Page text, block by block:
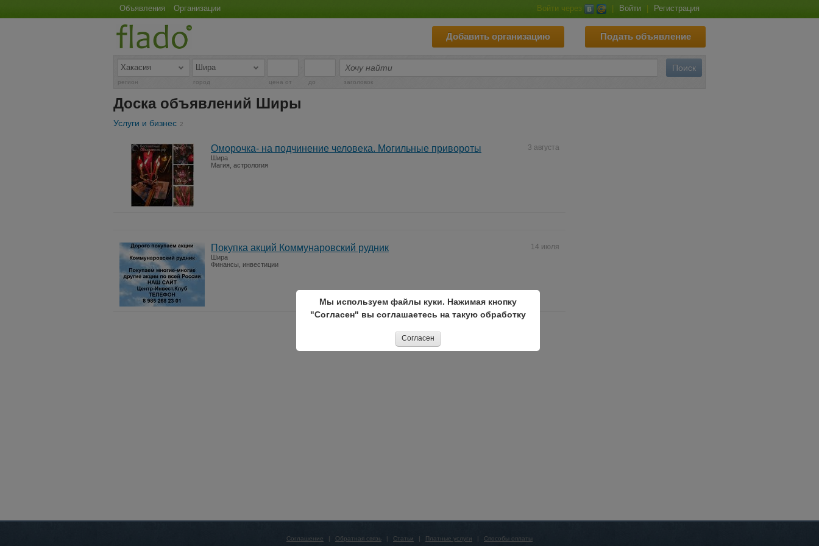
Объявления Организации Войти через Войти Регистрация
Подать объявление
Добавить организацию
-
регион город цена от до заголовок
Доска объявлений Ширы
Услуги и бизнес 2
3 августа
Оморочка- на подчинение человека. Могильные привороты
Шира
Магия, астрология
14 июля
Покупка акций Коммунаровский рудник
Шира
Финансы, инвестиции
Соглашение | Обратная связь | Статьи | Платные услуги | Способы оплаты
Мы используем файлы куки. Нажимая кнопку
"Согласен" вы соглашаетесь на такую обработку
Согласен